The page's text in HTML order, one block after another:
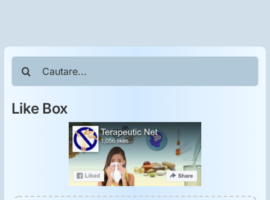
Like Box